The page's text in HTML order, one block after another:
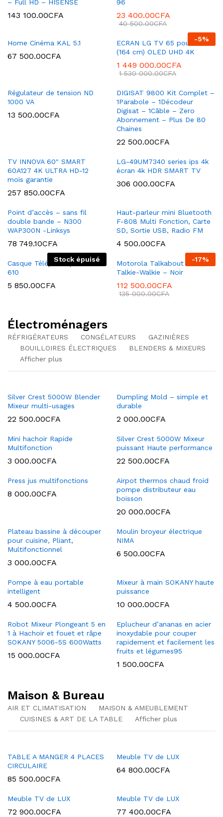
– Full HD – HISENSE
143 100.00CFA
96
23 400.00CFA
40 500.00CFA
Home Cinéma KAL 5.1
67 500.00CFA
-5%
ECRAN LG TV 65 pouces
(164 cm) OLED UHD 4K
1 449 000.00CFA
1 530 000.00CFA
Régulateur de tension ND
1000 VA
13 500.00CFA
DIGISAT 9800 Kit Complet –
1Parabole – 1Décodeur
Digisat – 1Câble – Zero
Abonnement – Plus De 80
Chaines
22 500.00CFA
TV INNOVA 60″ SMART
60A127 4K ULTRA HD-12
mois garantie
257 850.00CFA
LG-49UM7340 series ips 4k
écran 4k HDR SMART TV
306 000.00CFA
Point d’accès – sans fil
double bande – N300
WAP300N -Linksys
78 749.10CFA
Haut-parleur mini Bluetooth
F-808 Multi Fonction, Carte
SD, Sortie USB, Radio FM
4 500.00CFA
Stock épuisé
Casque Téléphonique – PC
610
5 850.00CFA
-17%
Motorola Talkabout T82 –
Talkie-Walkie – Noir
112 500.00CFA
135 000.00CFA
Électroménagers
RÉFRIGÉRATEURS CONGÉLATEURS
GAZINIÈRES
BOUILLOIRES ÉLECTRIQUES
BLENDERS & MIXEURS
Afficher plus
Silver Crest 5000W Blender
Mixeur multi-usages
22 500.00CFA
Dumpling Mold – simple et
durable
2 000.00CFA
Mini hachoir Rapide
Multifonction
3 000.00CFA
Silver Crest 5000W Mixeur
puissant Haute performance
22 500.00CFA
Press jus multifonctions
8 000.00CFA
Airpot thermos chaud froid
pompe distributeur eau
boisson
20 000.00CFA
Plateau bassine à découper
pour cuisine, Pliant,
Multifonctionnel
3 000.00CFA
Moulin broyeur électrique
NIMA
6 500.00CFA
Pompe à eau portable
intelligent
4 500.00CFA
Mixeur à main SOKANY haute
puissance
10 000.00CFA
Robot Mixeur Plongeant 5 en
1 à Hachoir et fouet et râpe
SOKANY 5006-5S 600Watts
15 000.00CFA
Eplucheur d’ananas en acier
inoxydable pour couper
rapidement et facilement les
fruits et légumes95
1 500.00CFA
Maison & Bureau
AIR ET CLIMATISATION
MAISON & AMEUBLEMENT
CUISINES & ART DE LA TABLE
Afficher plus
TABLE A MANGER 4 PLACES
CIRCULAIRE
85 500.00CFA
Meuble TV de LUX
64 800.00CFA
Meuble TV de LUX
72 900.00CFA
Meuble TV de LUX
77 400.00CFA